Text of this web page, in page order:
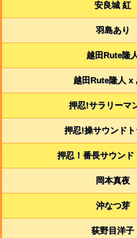
安良城 紅
羽島あり
越田Rute隆
越田Rute隆人 x
押忍!サラリーマ
押忍!操サウンド
押忍！番長サウンド
岡本真夜
沖なつ芽
荻野目洋子